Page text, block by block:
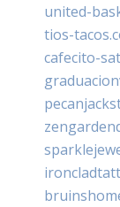
united-
tios-
cafecito-